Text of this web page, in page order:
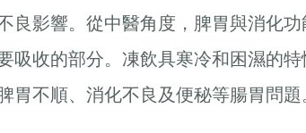
良影響。從中醫角度，脾胃與消化
吸收的部分。凍飲具寒冷和困濕的
胃不順、消化不良及便秘等腸胃問題